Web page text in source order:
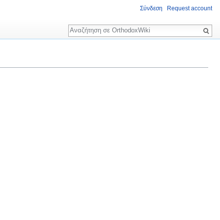
Σύνδεση Request account
Αναζήτηση